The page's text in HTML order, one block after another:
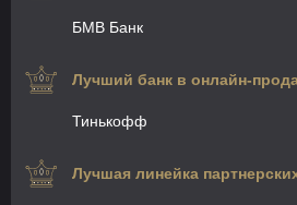
БМВ Банк
Лучший банк в онлайн-
Тинькофф
Лучшая линейка